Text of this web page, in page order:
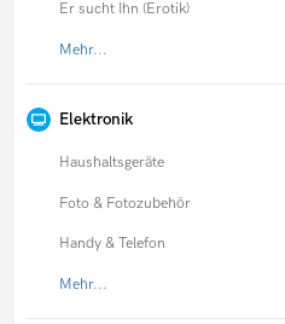
Er sucht Ihn (Erotik)
Mehr...
Elektronik
Haushaltsgeräte
Foto & Fotozubehör
Handy & Telefon
Mehr...